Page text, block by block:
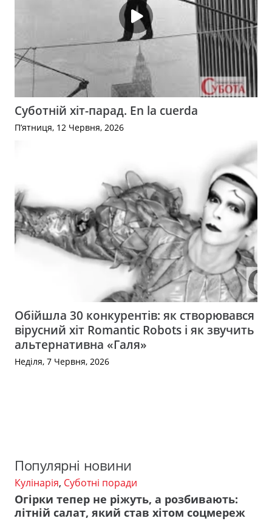
Суботній хіт-парад. En la cuerda
П’ятниця, 12 Червня, 2026
Обійшла 30 конкурентів: як створювався
вірусний хіт Romantic Robots і як звучить
альтернативна «Галя»
Неділя, 7 Червня, 2026
Популярні новини
Кулінарія, Суботні поради
Огірки тепер не ріжуть, а розбивають:
літній салат, який став хітом соцмереж